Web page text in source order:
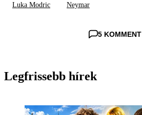
Luka Modric Neymar
5 KOMMENT
Legfrissebb hírek